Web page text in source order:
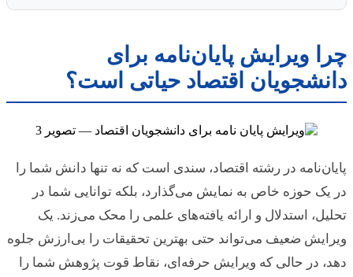
چرا ویرایش پایان‌نامه برای
دانشجویان اقتصاد حیاتی است؟
پایان‌نامه در رشته اقتصاد، سندی است که نه تنها دانش شما را
در یک حوزه خاص به نمایش می‌گذارد، بلکه توانایی شما در
تحلیل، استدلال و ارائه یافته‌های علمی را محک می‌زند. یک
ویرایش ضعیف می‌تواند حتی بهترین تحقیقات را بی‌ارزش جلوه
دهد، در حالی که ویرایش حرفه‌ای، نقاط قوت پژوهش شما را